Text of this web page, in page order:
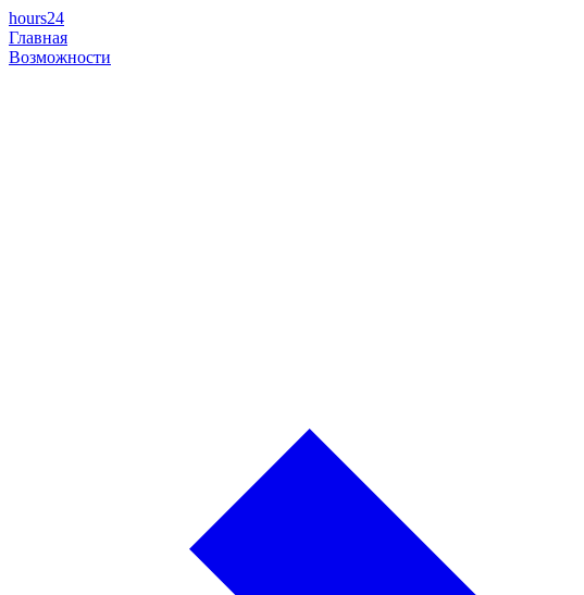
hours24
Главная
Возможности